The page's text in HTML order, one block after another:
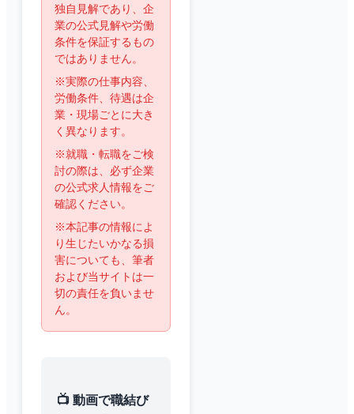
独自見解であり、企
業の公式見解や労働
条件を保証するもの
ではありません。
※実際の仕事内容、
労働条件、待遇は企
業・現場ごとに大き
く異なります。
※就職・転職をご検
討の際は、必ず企業
の公式求人情報をご
確認ください。
※本記事の情報によ
り生じたいかなる損
害についても、筆者
および当サイトは一
切の責任を負いませ
ん。
📺 動画で職結び